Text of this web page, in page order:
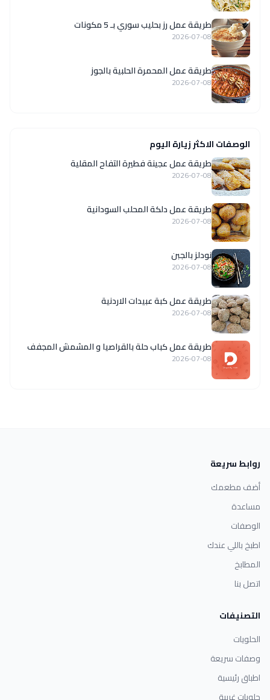
طريقة عمل رز بحليب سوري بـ 5 مكونات
2026-07-08
طريقة عمل المحمرة الحلبية بالجوز
2026-07-08
الوصفات الاكثر زيارة اليوم
طريقة عمل عجينة فطيرة التفاح المقلية
2026-07-08
طريقة عمل دلكة المحلب السودانية
2026-07-08
نودلز بالجبن
2026-07-08
طريقة عمل كبة عبيدات الاردنية
2026-07-08
طريقة عمل كباب حلة بالقراصيا و المشمش المجفف
2026-07-08
روابط سريعة
أضف مطعمك
مساعدة
الوصفات
اطبخ باللي عندك
المطابخ
اتصل بنا
التصنيفات
الحلويات
وصفات سريعة
اطباق رئيسية
حلويات غربية